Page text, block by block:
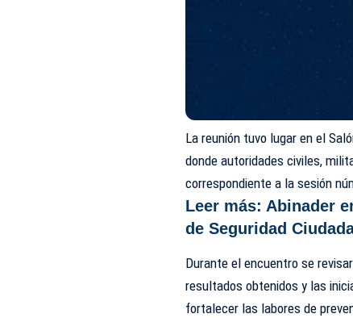
La reunión tuvo lugar en el
donde autoridades civiles,
correspondiente a la sesión
Leer más: Abinader
de Seguridad
Durante el encuentro se
resultados obtenidos y las
fortalecer las labores de